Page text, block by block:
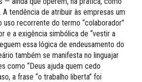
tendência de atribuir às empresas um
uso recorrente do termo “colaborador”
e a exigência simbólica de “vestir a
essa lógica de endeusamento do
também se manifesta no linguajar
como “Deus ajuda quem cedo
a frase “o trabalho liberta” foi